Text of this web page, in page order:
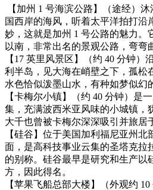
【加州 1 号海滨公路】（途经）
国西岸的海风，听着太平洋拍打沿
妙，这就是加州 1 号公路的魅力。
以南，非常出名的景观公路，弯弯
【17 英里风景区】（约 40 分钟
利半岛，见大海在峭壁之下，孤松
水色恰似泼墨山水，有种如梦似幻
【卡梅尔小镇】（约 40 分钟）是
集，充满波西米亚风味的小城镇，
大千也曾被卡梅尔深深吸引并旅居
【硅谷】位于美国加利福尼亚州
面，是高科技事业云集的圣塔克拉拉
的别称。硅谷最早是研究和生产以
方，因此得名。
【苹果飞船总部大楼】（外观约